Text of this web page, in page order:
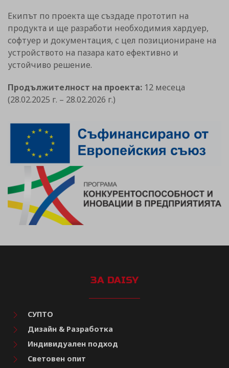
Екипът по проекта ще създаде прототип на
продукта и ще разработи необходимия хардуер,
софтуер и документация, с цел позициониране на
устройството на пазара като ефективно и
устойчиво решение.
Продължителност на проекта: 12 месеца
(28.02.2025 г. – 28.02.2026 г.)
ЗА DAISY
СУПТО
Дизайн & Разработка
Индивидуален подход
Световен опит